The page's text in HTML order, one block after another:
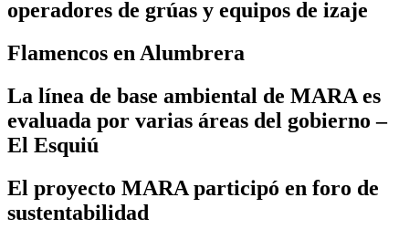
operadores de grúas y equipos de izaje
Flamencos en Alumbrera
La línea de base ambiental de MARA es
evaluada por varias áreas del gobierno –
El Esquiú
El proyecto MARA participó en foro de
sustentabilidad